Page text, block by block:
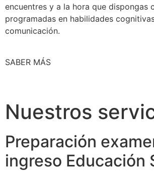
encuentres y a la hora que dispongas
programadas en habilidades
comunicación.
SABER MÁS
Nuestros
Preparación
ingreso Educación